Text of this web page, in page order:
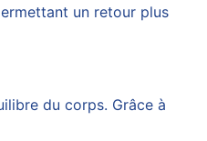
un retour plus
du corps. Grâce à